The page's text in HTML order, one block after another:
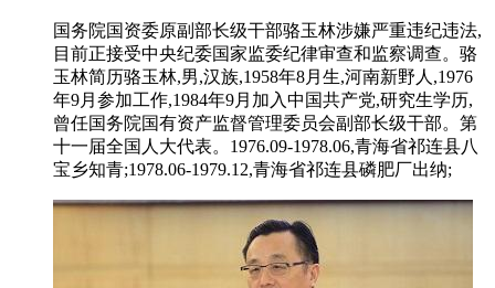
国务院国资委原副部长级干部骆玉林涉嫌严重违纪违法,
目前正接受中央纪委国家监委纪律审查和监察调查。骆
玉林简历骆玉林,男,汉族,1958年8月生,河南新野人,1976
年9月参加工作,1984年9月加入中国共产党,研究生学历,
曾任国务院国有资产监督管理委员会副部长级干部。第
十一届全国人大代表。1976.09-1978.06,青海省祁连县八
宝乡知青;1978.06-1979.12,青海省祁连县磷肥厂出纳;